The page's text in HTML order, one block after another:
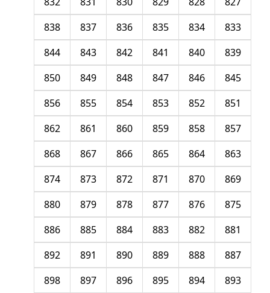
833
834
835
836
837
838
839
840
841
842
843
844
845
846
847
848
849
850
851
852
853
854
855
856
857
858
859
860
861
862
863
864
865
866
867
868
869
870
871
872
873
874
875
876
877
878
879
880
881
882
883
884
885
886
887
888
889
890
891
892
893
894
895
896
897
898